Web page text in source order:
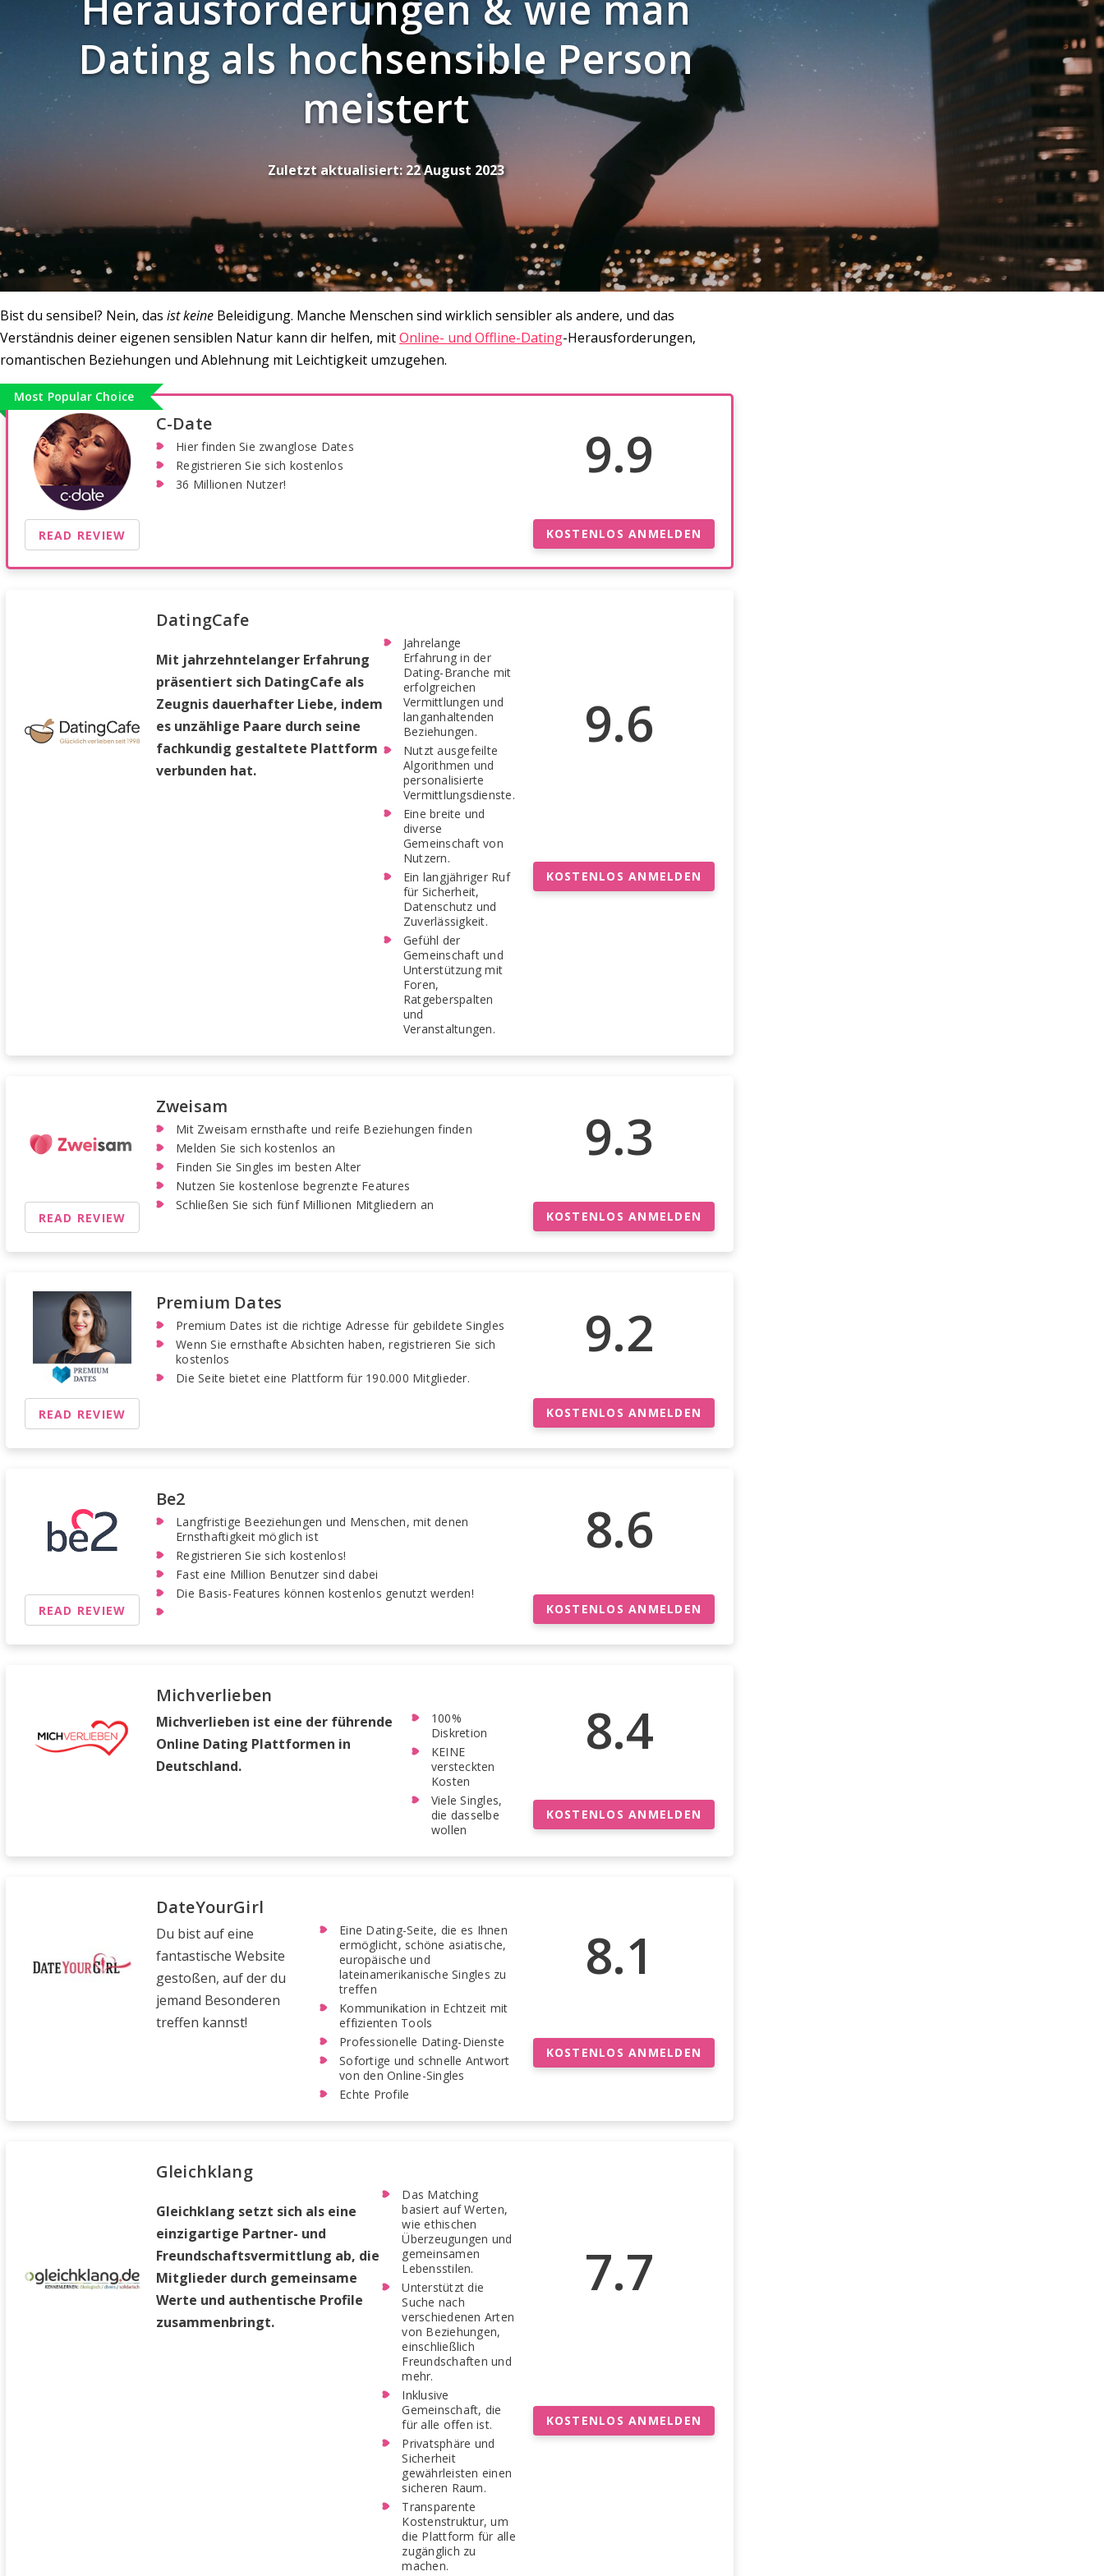
Dating als hochsensible Person
meistert
Zuletzt aktualisiert: 22 August 2023
Bist du sensibel? Nein, das ist keine Beleidigung. Manche Menschen sind wirklich sensibler als andere, und das
Verständnis deiner eigenen sensiblen Natur kann dir helfen, mitOnline- und Offline-Dating-Herausforderungen,
romantischen Beziehungen und Ablehnung mit Leichtigkeit umzugehen.
Most Popular Choice
9.9
C-Date
Hier finden Sie zwanglose Dates
Registrieren Sie sich kostenlos
36 Millionen Nutzer!
READ REVIEW KOSTENLOS ANMELDEN
9.6
DatingCafe
Mit jahrzehntelanger Erfahrung
präsentiert sich DatingCafe als
Zeugnis dauerhafter Liebe, indem
es unzählige Paare durch seine
fachkundig gestaltete Plattform
verbunden hat.
Jahrelange
Erfahrung in der
Dating-Branche mit
erfolgreichen
Vermittlungen und
langanhaltenden
Beziehungen.
Nutzt ausgefeilte
Algorithmen und
personalisierte
Vermittlungsdienste.
Eine breite und
diverse
Gemeinschaft von
Nutzern.
Ein langjähriger Ruf
für Sicherheit,
Datenschutz und
Zuverlässigkeit.
Gefühl der
Gemeinschaft und
Unterstützung mit
Foren,
Ratgeberspalten
und
Veranstaltungen.
KOSTENLOS ANMELDEN
9.3
Zweisam
Mit Zweisam ernsthafte und reife Beziehungen finden
Melden Sie sich kostenlos an
Finden Sie Singles im besten Alter
Nutzen Sie kostenlose begrenzte Features
Schließen Sie sich fünf Millionen Mitgliedern an
READ REVIEW
KOSTENLOS ANMELDEN
9.2
Premium Dates
Premium Dates ist die richtige Adresse für gebildete Singles
Wenn Sie ernsthafte Absichten haben, registrieren Sie sich
kostenlos
Die Seite bietet eine Plattform für 190.000 Mitglieder.
READ REVIEW KOSTENLOS ANMELDEN
8.6
Be2
Langfristige Beeziehungen und Menschen, mit denen
Ernsthaftigkeit möglich ist
Registrieren Sie sich kostenlos!
Fast eine Million Benutzer sind dabei
Die Basis-Features können kostenlos genutzt werden!
READ REVIEW
KOSTENLOS ANMELDEN
8.4
Michverlieben
Michverlieben ist eine der führende
Online Dating Plattformen in
Deutschland.
100%
Diskretion
KEINE
versteckten
Kosten
Viele Singles,
die dasselbe
wollen
KOSTENLOS ANMELDEN
8.1
DateYourGirl
Du bist auf eine
fantastische Website
gestoßen, auf der du
jemand Besonderen
treffen kannst!
Eine Dating-Seite, die es Ihnen
ermöglicht, schöne asiatische,
europäische und
lateinamerikanische Singles zu
treffen
Kommunikation in Echtzeit mit
effizienten Tools
Professionelle Dating-Dienste
Sofortige und schnelle Antwort
von den Online-Singles
Echte Profile
KOSTENLOS ANMELDEN
7.7
Gleichklang
Gleichklang setzt sich als eine
einzigartige Partner- und
Freundschaftsvermittlung ab, die
Mitglieder durch gemeinsame
Werte und authentische Profile
zusammenbringt.
Das Matching
basiert auf Werten,
wie ethischen
Überzeugungen und
gemeinsamen
Lebensstilen.
Unterstützt die
Suche nach
verschiedenen Arten
von Beziehungen,
einschließlich
Freundschaften und
mehr.
Inklusive
Gemeinschaft, die
für alle offen ist.
Privatsphäre und
Sicherheit
gewährleisten einen
sicheren Raum.
Transparente
Kostenstruktur, um
die Plattform für alle
zugänglich zu
machen.
KOSTENLOS ANMELDEN